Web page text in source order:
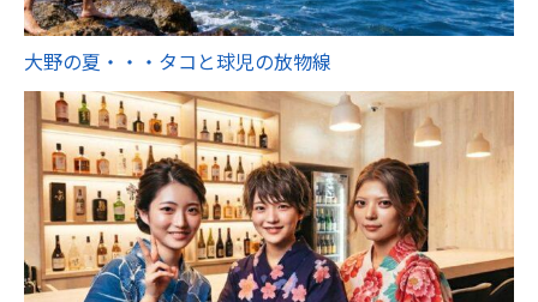
大野の夏・・・タコと球児の放物線